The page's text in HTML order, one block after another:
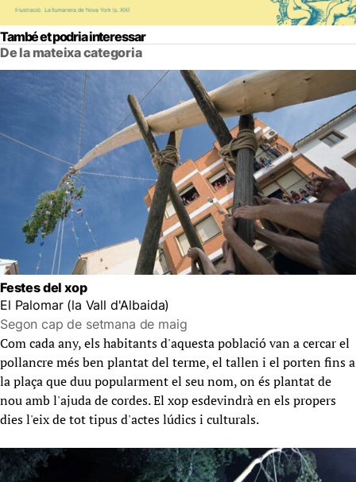
També et podria interessar
De la mateixa categoria
Festes del xop
El Palomar (la Vall d'Albaida)
Segon cap de setmana de maig
Com cada any, els habitants d'aquesta població van a cercar el
pollancre més ben plantat del terme, el tallen i el porten fins a
la plaça que duu popularment el seu nom, on és plantat de
nou amb l'ajuda de cordes. El xop esdevindrà en els propers
dies l'eix de tot tipus d'actes lúdics i culturals.